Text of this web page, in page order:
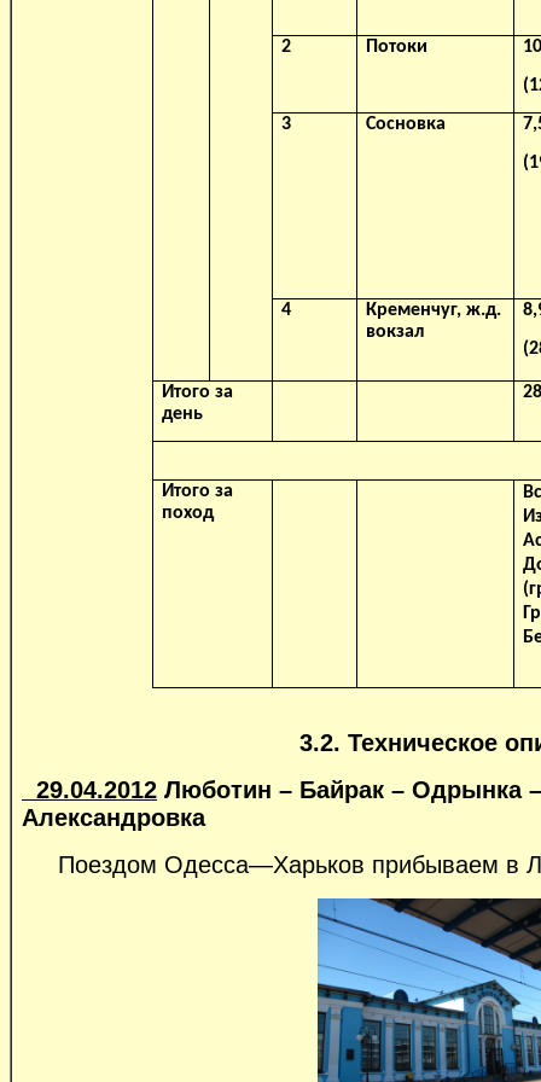
2 Потоки
3 Сосновка
4
Кременчуг, ж.д.
вокзал
Итого за
день
Итого за
поход
3.2. Техническое
29.04.2012 Люботин – Байрак – Одрынка
Александровка
Поездом Одесса—Харьков прибываем в